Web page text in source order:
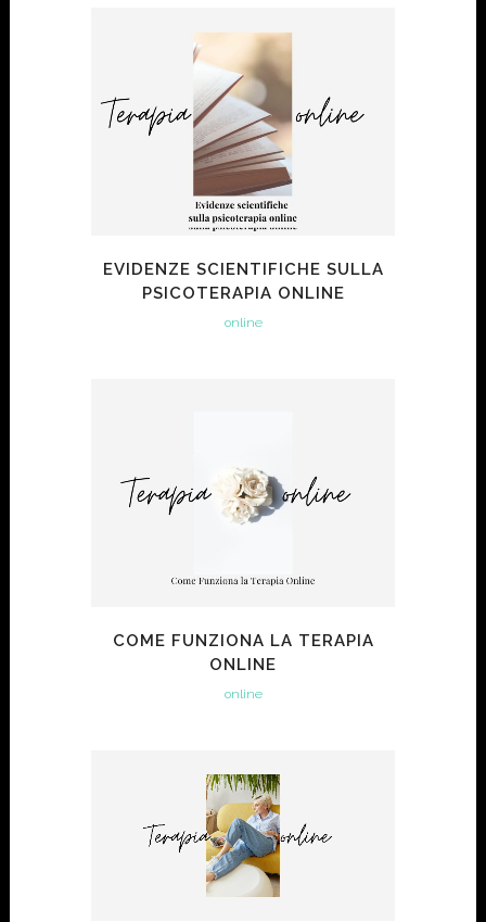
EVIDENZE SCIENTIFICHE SULLA
PSICOTERAPIA ONLINE
online
COME FUNZIONA LA TERAPIA
ONLINE
online